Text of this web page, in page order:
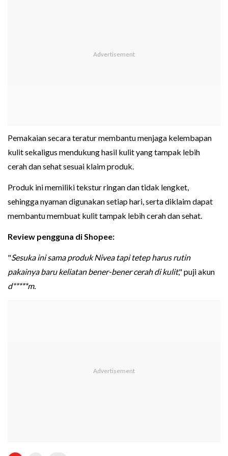
Pemakaian secara teratur membantu menjaga kelembapan
kulit sekaligus mendukung hasil kulit yang tampak lebih
cerah dan sehat sesuai klaim produk.
Produk ini memiliki tekstur ringan dan tidak lengket,
sehingga nyaman digunakan setiap hari, serta diklaim dapat
membantu membuat kulit tampak lebih cerah dan sehat.
Review pengguna di Shopee:
"Sesuka ini sama produk Nivea tapi tetep harus rutin
pakainya baru keliatan bener-bener cerah di kulit," puji akun
d*****m.